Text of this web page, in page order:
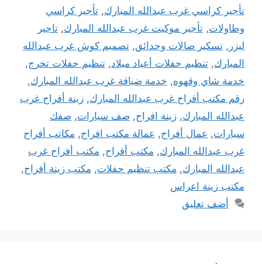
تأجير كراسي غرب عبدالله المبارك, تأجير كراسي
وطاولات, تأجير موكيت غرب عبدالله المبارك, تاجير
ليزر , تسكير صالات وحدائق, تصميم كوش غرب عبدالله
المبارك, تنظيم حفلات أعياد ميلاد, تنظيم حفلات تخرج,
خدمة شاي وقهوه, خدمة ضيافة غرب عبدالله المبارك,
رقم مكتب أفراح غرب عبدالله المبارك, زينة أفراح غرب
عبدالله المبارك, زينة افراح, صف سيارات, صفك
سيارات, عمال أفراح, عمالة مكتب افراح, مكاتب أفراح
غرب عبدالله المبارك, مكتب أفراح, مكتب أفراح غرب
عبدالله المبارك, مكتب تنظيم حفلات, مكتب زينة أفراح,
مكتب زينة اعراس
أضف تعليق